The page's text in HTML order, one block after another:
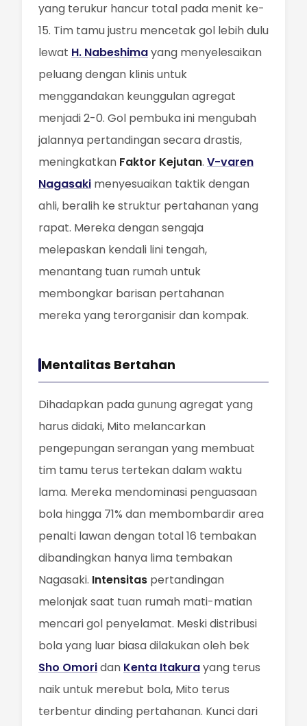
yang terukur hancur total pada menit ke-
15. Tim tamu justru mencetak gol lebih dulu
lewat H. Nabeshimayang menyelesaikan
peluang dengan klinis untuk
menggandakan keunggulan agregat
menjadi 2-0. Gol pembuka ini mengubah
jalannya pertandingan secara drastis,
meningkatkan Faktor Kejutan. V-varen
Nagasaki menyesuaikan taktik dengan
ahli, beralih ke struktur pertahanan yang
rapat. Mereka dengan sengaja
melepaskan kendali lini tengah,
menantang tuan rumah untuk
membongkar barisan pertahanan
mereka yang terorganisir dan kompak.
Mentalitas Bertahan
Dihadapkan pada gunung agregat yang
harus didaki, Mito melancarkan
pengepungan serangan yang membuat
tim tamu terus tertekan dalam waktu
lama. Mereka mendominasi penguasaan
bola hingga 71% dan membombardir area
penalti lawan dengan total 16 tembakan
dibandingkan hanya lima tembakan
Nagasaki. Intensitas pertandingan
melonjak saat tuan rumah mati-matian
mencari gol penyelamat. Meski distribusi
bola yang luar biasa dilakukan oleh bek
Sho Omoridan Kenta Itakurayang terus
naik untuk merebut bola, Mito terus
terbentur dinding pertahanan. Kunci dari